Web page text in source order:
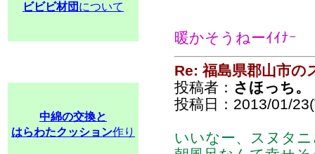
ビビビ材団 について
中綿の交換と
はらわたクッション作り
暖かそうねーｲｲﾅｰ
Re: 福島県郡山市の
投稿者： さほっち。
投稿日：2013/01/
いいなー、スヌタ